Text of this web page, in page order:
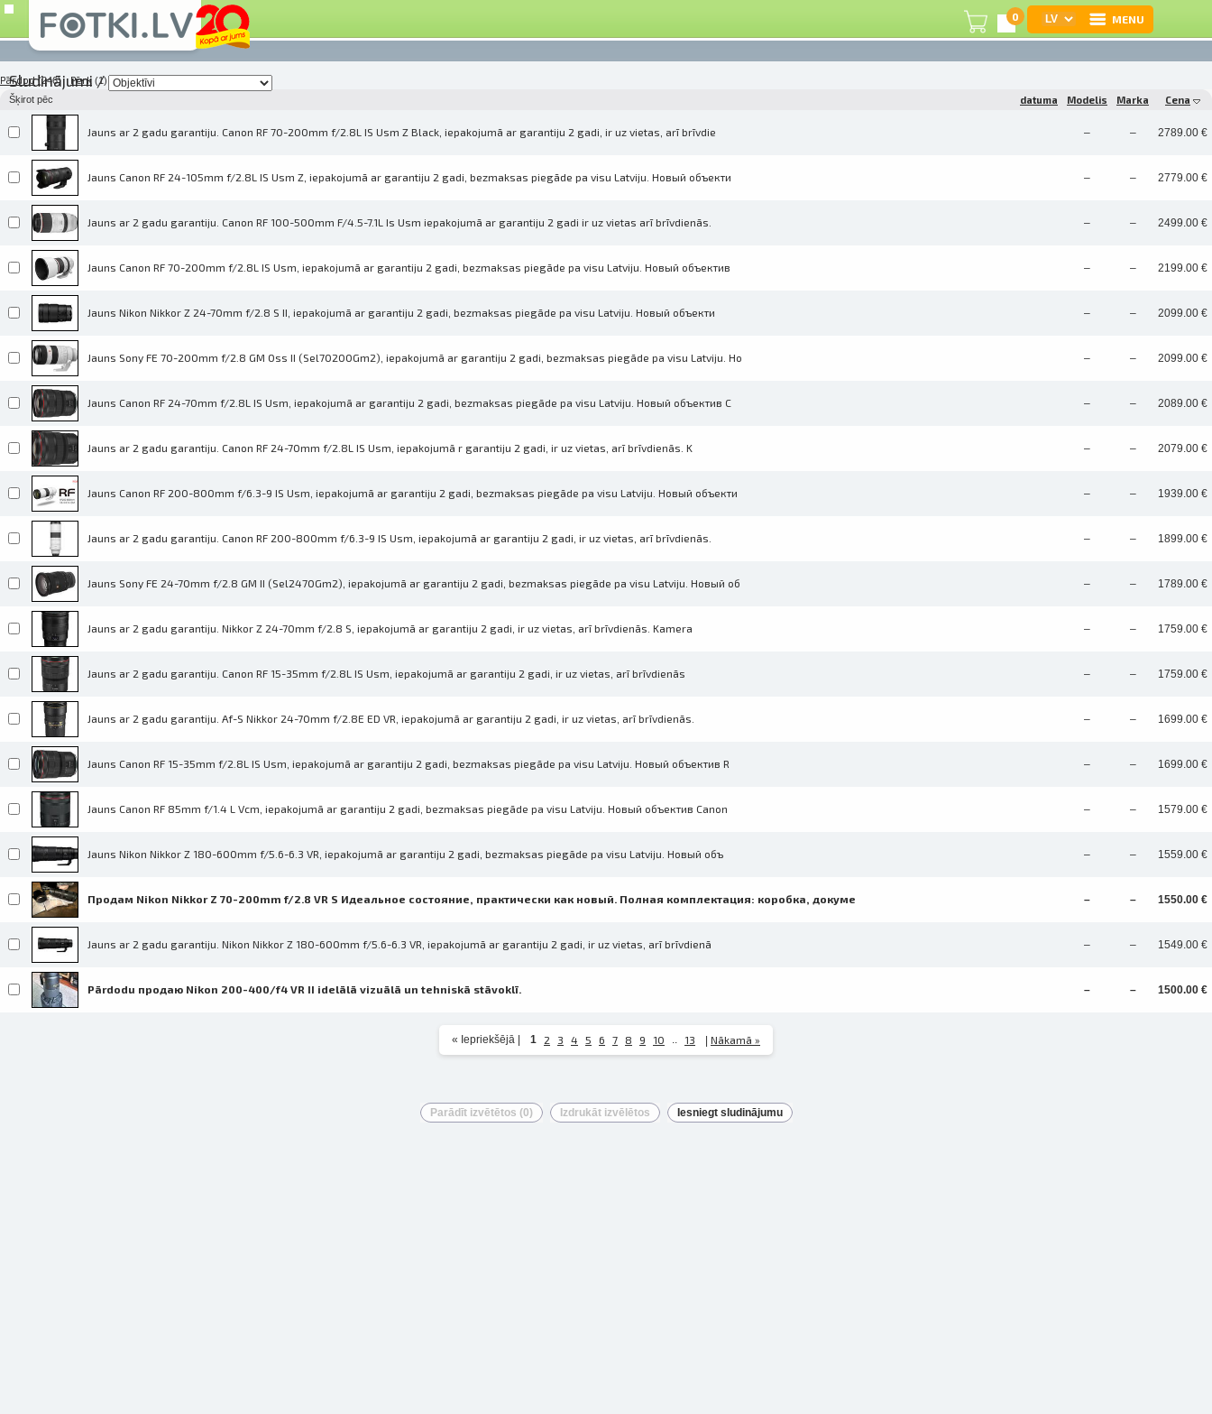
Izdrukas 1h laikā Rīgā – pasūtiet tiešsaistē
Piegāde visā Latvijā vai saņemšana klātienē
0 MENU
Sludinājumi/
Pārdod (246) Pērk (1)
Šķirot pēc
datuma Modelis Marka Cena
Jauns ar 2 gadu garantiju. Canon RF 70-200mm f/2.8L IS Usm Z Black, iepakojumā ar garantiju 2 gadi, ir uz vietas, arī brīvdie – – 2789.00 €
Jauns Canon RF 24-105mm f/2.8L IS Usm Z, iepakojumā ar garantiju 2 gadi, bezmaksas piegāde pa visu Latviju. Новый объекти – – 2779.00 €
Jauns ar 2 gadu garantiju. Canon RF 100-500mm F/4.5-7.1L Is Usm iepakojumā ar garantiju 2 gadi ir uz vietas arī brīvdienās. – – 2499.00 €
Jauns Canon RF 70-200mm f/2.8L IS Usm, iepakojumā ar garantiju 2 gadi, bezmaksas piegāde pa visu Latviju. Новый объектив – – 2199.00 €
Jauns Nikon Nikkor Z 24-70mm f/2.8 S II, iepakojumā ar garantiju 2 gadi, bezmaksas piegāde pa visu Latviju. Новый объекти – – 2099.00 €
Jauns Sony FE 70-200mm f/2.8 GM Oss II (Sel70200Gm2), iepakojumā ar garantiju 2 gadi, bezmaksas piegāde pa visu Latviju. Но – – 2099.00 €
Jauns Canon RF 24-70mm f/2.8L IS Usm, iepakojumā ar garantiju 2 gadi, bezmaksas piegāde pa visu Latviju. Новый объектив C – – 2089.00 €
Jauns ar 2 gadu garantiju. Canon RF 24-70mm f/2.8L IS Usm, iepakojumā r garantiju 2 gadi, ir uz vietas, arī brīvdienās. K – – 2079.00 €
Jauns Canon RF 200-800mm f/6.3-9 IS Usm, iepakojumā ar garantiju 2 gadi, bezmaksas piegāde pa visu Latviju. Новый объекти – – 1939.00 €
Jauns ar 2 gadu garantiju. Canon RF 200-800mm f/6.3-9 IS Usm, iepakojumā ar garantiju 2 gadi, ir uz vietas, arī brīvdienās. – – 1899.00 €
Jauns Sony FE 24-70mm f/2.8 GM II (Sel2470Gm2), iepakojumā ar garantiju 2 gadi, bezmaksas piegāde pa visu Latviju. Новый об – – 1789.00 €
Jauns ar 2 gadu garantiju. Nikkor Z 24-70mm f/2.8 S, iepakojumā ar garantiju 2 gadi, ir uz vietas, arī brīvdienās. Kamera – – 1759.00 €
Jauns ar 2 gadu garantiju. Canon RF 15-35mm f/2.8L IS Usm, iepakojumā ar garantiju 2 gadi, ir uz vietas, arī brīvdienās – – 1759.00 €
Jauns ar 2 gadu garantiju. Af-S Nikkor 24-70mm f/2.8E ED VR, iepakojumā ar garantiju 2 gadi, ir uz vietas, arī brīvdienās. – – 1699.00 €
Jauns Canon RF 15-35mm f/2.8L IS Usm, iepakojumā ar garantiju 2 gadi, bezmaksas piegāde pa visu Latviju. Новый объектив R – – 1699.00 €
Jauns Canon RF 85mm f/1.4 L Vcm, iepakojumā ar garantiju 2 gadi, bezmaksas piegāde pa visu Latviju. Новый объектив Canon – – 1579.00 €
Jauns Nikon Nikkor Z 180-600mm f/5.6-6.3 VR, iepakojumā ar garantiju 2 gadi, bezmaksas piegāde pa visu Latviju. Новый объ – – 1559.00 €
Продам Nikon Nikkor Z 70-200mm f/2.8 VR S Идеальное состояние, практически как новый. Полная комплектация: коробка, докуме – – 1550.00 €
Jauns ar 2 gadu garantiju. Nikon Nikkor Z 180-600mm f/5.6-6.3 VR, iepakojumā ar garantiju 2 gadi, ir uz vietas, arī brīvdienā – – 1549.00 €
Pārdodu продаю Nikon 200-400/f4 VR II idelālā vizuālā un tehniskā stāvoklī. – – 1500.00 €
« Iepriekšējā 1 2 3 4 5 6 7 8 9 10 .. 13 Nākamā »
Parādīt izvētētos (0) Izdrukāt izvēlētos Iesniegt sludinājumu